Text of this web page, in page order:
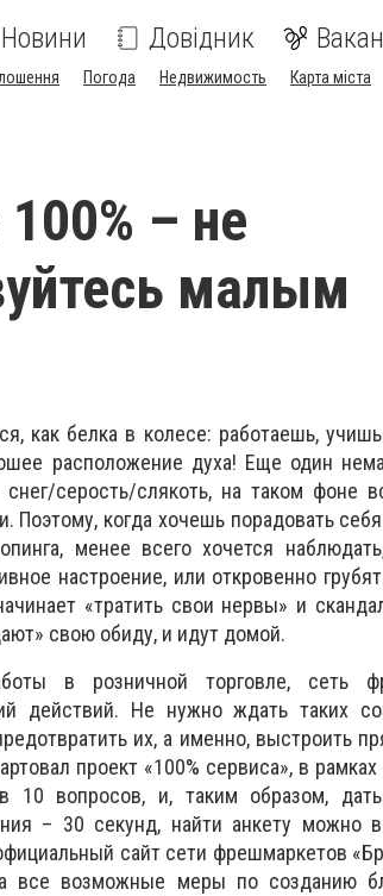
Новини Довідник
Погода Недвижимость Карта міста
– не
малым
как белка в колесе: работаешь,
расположение духа! Еще один
серость/слякоть, на таком фоне
Поэтому, когда хочешь порадовать
менее всего хочется
настроение, или откровенно
«тратить свои нервы» и
свою обиду, и идут домой.
в розничной торговле, сеть
действий. Не нужно ждать таких
их, а именно, выстроить
проект «100% сервиса», в
10 вопросов, и, таким образом,
– 30 секунд, найти анкету можно
сайт сети фрешмаркетов
а все возможные меры по созданию